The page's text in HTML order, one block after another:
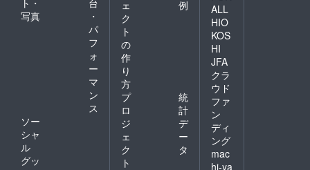
写真
・
パ
フ
ォ
ー
マ
ン
ス
ソー
シャ
ル
グッ
ェ
ク
ト
の
作
り
方
例
プ
ロ
ジ
ェ
ク
ト
統
計
デ
ー
タ
ALL
HIO
KOS
HI
JFA
クラ
ウド
ファ
ン
ディ
ング
mac
hi-ya